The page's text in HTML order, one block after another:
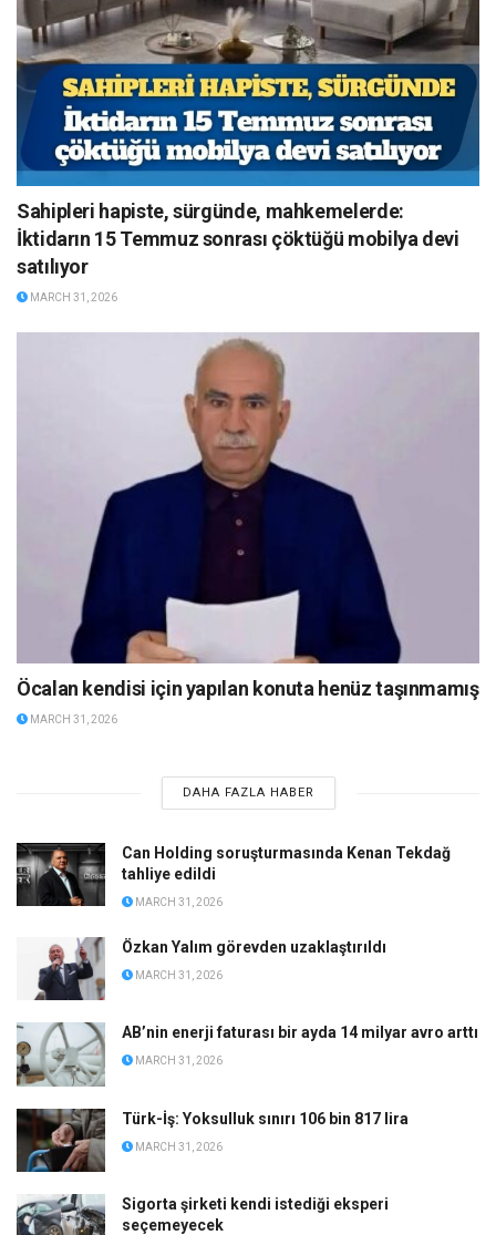
Sahipleri hapiste, sürgünde, mahkemelerde:
İktidarın 15 Temmuz sonrası çöktüğü mobilya devi
satılıyor
MARCH 31, 2026
Öcalan kendisi için yapılan konuta henüz taşınmamış
MARCH 31, 2026
DAHA FAZLA HABER
Can Holding soruşturmasında Kenan Tekdağ
tahliye edildi
MARCH 31, 2026
Özkan Yalım görevden uzaklaştırıldı
MARCH 31, 2026
AB’nin enerji faturası bir ayda 14 milyar avro arttı
MARCH 31, 2026
Türk-İş: Yoksulluk sınırı 106 bin 817 lira
MARCH 31, 2026
Sigorta şirketi kendi istediği eksperi
seçemeyecek